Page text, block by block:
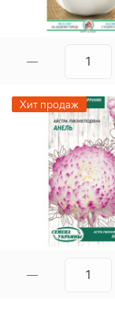
Хит продаж